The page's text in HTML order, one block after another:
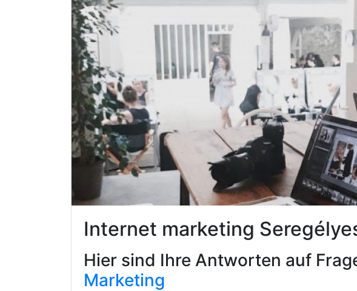
Internet marketing
Hier sind Ihre Antworten auf
Marketing